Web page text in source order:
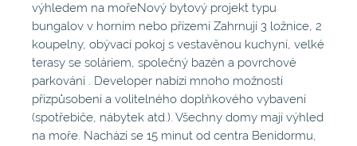
výhledem na mořeNový bytový projekt typu
bungalov v horním nebo přízemí Zahrnují 3 ložnice, 2
koupelny, obývací pokoj s vestavěnou kuchyní, velké
terasy se soláriem, společný bazén a povrchové
parkování . Developer nabízí mnoho možností
přizpůsobení a volitelného doplňkového vybavení
(spotřebiče, nábytek atd.). Všechny domy mají výhled
na moře. Nachází se 15 minut od centra Benidormu,